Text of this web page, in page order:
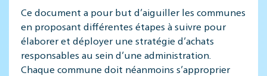
Ce document a pour but d’aiguiller les communes
en proposant différentes étapes à suivre pour
élaborer et déployer une stratégie d’achats
responsables au sein d’une administration.
Chaque commune doit néanmoins s’approprier